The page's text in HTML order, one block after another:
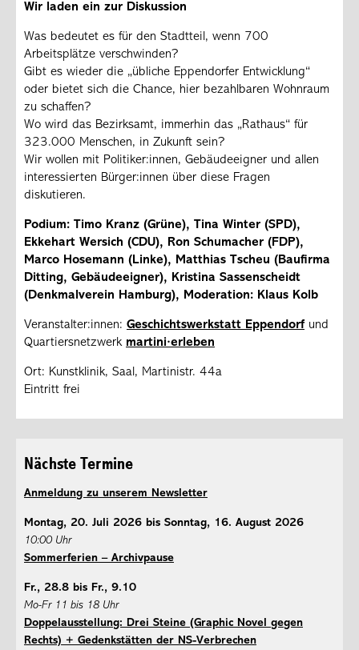
Wir laden ein zur Diskussion
Was bedeutet es für den Stadtteil, wenn 700
Arbeitsplätze verschwinden?
Gibt es wieder die „übliche Eppendorfer Entwicklung“
oder bietet sich die Chance, hier bezahlbaren Wohnraum
zu schaffen?
Wo wird das Bezirksamt, immerhin das „Rathaus“ für
323.000 Menschen, in Zukunft sein?
Wir wollen mit Politiker:innen, Gebäudeeigner und allen
interessierten Bürger:innen über diese Fragen
diskutieren.
Podium: Timo Kranz (Grüne), Tina Winter (SPD),
Ekkehart Wersich (CDU), Ron Schumacher (FDP),
Marco Hosemann (Linke), Matthias Tscheu (Baufirma
Ditting, Gebäudeeigner), Kristina Sassenscheidt
(Denkmalverein Hamburg), Moderation: Klaus Kolb
Veranstalter:innen: Geschichtswerkstatt Eppendorf und
Quartiersnetzwerk martini·erleben
Ort: Kunstklinik, Saal, Martinistr. 44a
Eintritt frei
Nächste Termine
Anmeldung zu unserem Newsletter
Montag, 20. Juli 2026 bis Sonntag, 16. August 2026
10:00 Uhr
Sommerferien – Archivpause
Fr., 28.8 bis Fr., 9.10
Mo-Fr 11 bis 18 Uhr
Doppelausstellung: Drei Steine (Graphic Novel gegen
Rechts) + Gedenkstätten der NS-Verbrechen